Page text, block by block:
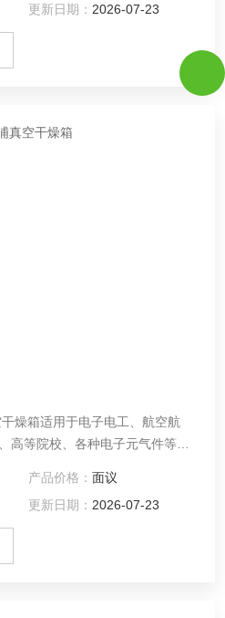
更新日期： 2026-07-23
燥箱适用于电子电工、航空航
高等院校、各种电子元气件等相
能指标。
产品价格： 面议
更新日期： 2026-07-23